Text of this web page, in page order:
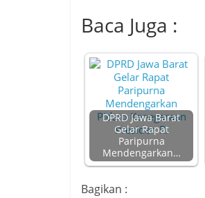
Baca Juga :
DPRD Jawa Barat
Gelar Rapat
Paripurna
Mendengarkan…
Bagikan :